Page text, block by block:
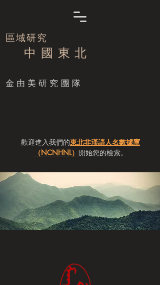
區域研究
中 國 東 北
​金由美研究團隊
歡迎進入我們的東北非漢語人名數據庫
（NCNHNL） 開始您的檢索。